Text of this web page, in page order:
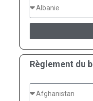
Règlement du